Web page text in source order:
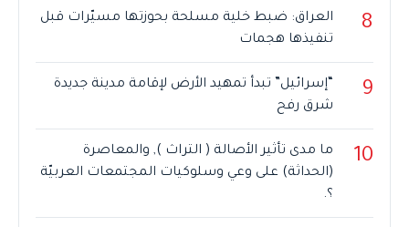
8
العراق: ضبط خلية مسلحة بحوزتها مسيّرات قبل
تنفيذها هجمات
9
“إسرائيل” تبدأ تمهيد الأرض لإقامة مدينة جديدة
شرق رفح
10
ما مدى تأثير الأصالة ( التراث ), والمعاصرة
(الحداثة) على وعي وسلوكيات المجتمعات العربيّة
؟.